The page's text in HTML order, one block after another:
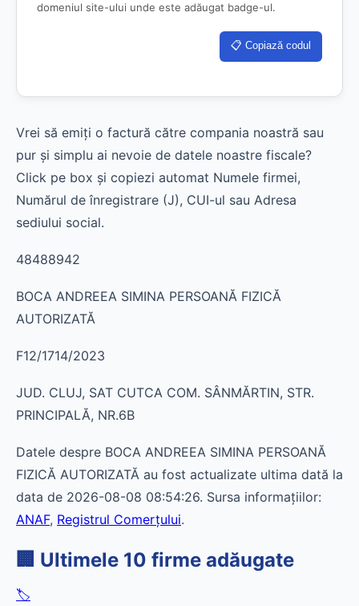
domeniul site-ului unde este adăugat badge-ul.
📋 Copiază codul
Vrei să emiți o factură către compania noastră sau
pur și simplu ai nevoie de datele noastre fiscale?
Click pe box și copiezi automat Numele firmei,
Numărul de înregistrare (J), CUI-ul sau Adresa
sediului social.
48488942
BOCA ANDREEA SIMINA PERSOANĂ FIZICĂ
AUTORIZATĂ
F12/1714/2023
JUD. CLUJ, SAT CUTCA COM. SÂNMĂRTIN, STR.
PRINCIPALĂ, NR.6B
Datele despre BOCA ANDREEA SIMINA PERSOANĂ
FIZICĂ AUTORIZATĂ au fost actualizate ultima dată la
data de 2026-08-08 08:54:26. Sursa informațiilor:
ANAF, Registrul Comerțului.
🏢 Ultimele 10 firme adăugate
🏷️